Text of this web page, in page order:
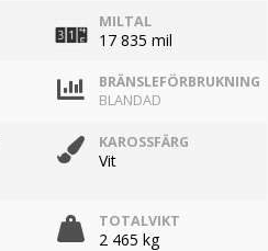
MILTAL
17 835 mil
BRÄNSLEFÖRBRUKNING
BLANDAD
KAROSSFÄRG
Vit
TOTALVIKT
2 465 kg